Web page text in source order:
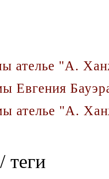
ателье "А.
Евгения
ателье "А.
теги